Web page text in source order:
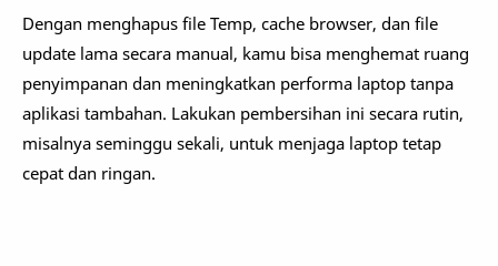
Dengan menghapus file Temp, cache browser, dan file
update lama secara manual, kamu bisa menghemat ruang
penyimpanan dan meningkatkan performa laptop tanpa
aplikasi tambahan. Lakukan pembersihan ini secara rutin,
misalnya seminggu sekali, untuk menjaga laptop tetap
cepat dan ringan.